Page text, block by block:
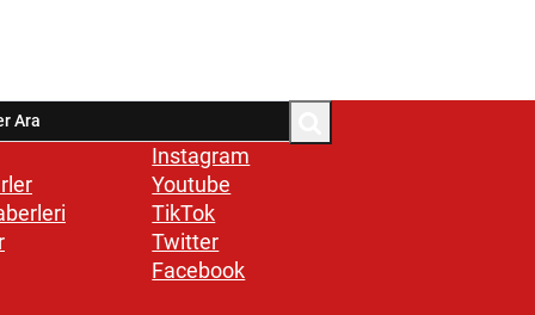
Instagram
Youtube
TikTok
Twitter
Facebook